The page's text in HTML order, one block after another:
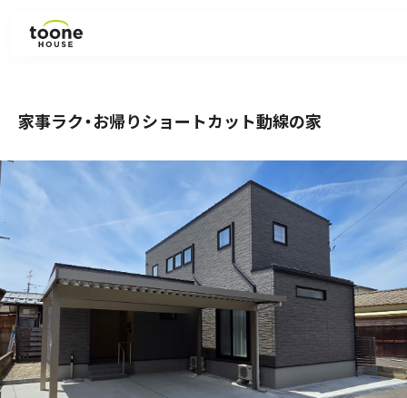
施工事例
お知らせ
コラム
会社紹介
家事ラク・お帰りショートカット動線の家